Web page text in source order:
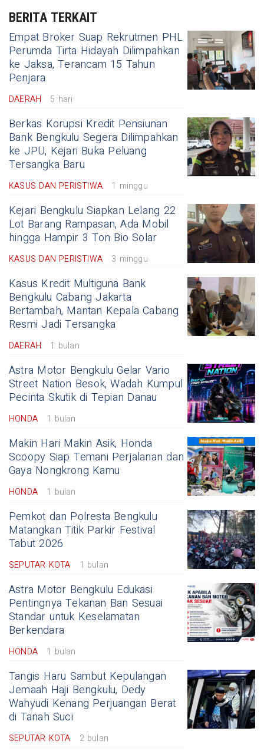
BERITA TERKAIT
Empat Broker Suap Rekrutmen PHL
Perumda Tirta Hidayah Dilimpahkan
ke Jaksa, Terancam 15 Tahun
Penjara
DAERAH 5 hari
Berkas Korupsi Kredit Pensiunan
Bank Bengkulu Segera Dilimpahkan
ke JPU, Kejari Buka Peluang
Tersangka Baru
KASUS DAN PERISTIWA 1 minggu
Kejari Bengkulu Siapkan Lelang 22
Lot Barang Rampasan, Ada Mobil
hingga Hampir 3 Ton Bio Solar
KASUS DAN PERISTIWA 3 minggu
Kasus Kredit Multiguna Bank
Bengkulu Cabang Jakarta
Bertambah, Mantan Kepala Cabang
Resmi Jadi Tersangka
DAERAH 1 bulan
Astra Motor Bengkulu Gelar Vario
Street Nation Besok, Wadah Kumpul
Pecinta Skutik di Tepian Danau
HONDA 1 bulan
Makin Hari Makin Asik, Honda
Scoopy Siap Temani Perjalanan dan
Gaya Nongkrong Kamu
HONDA 1 bulan
Pemkot dan Polresta Bengkulu
Matangkan Titik Parkir Festival
Tabut 2026
SEPUTAR KOTA 1 bulan
Astra Motor Bengkulu Edukasi
Pentingnya Tekanan Ban Sesuai
Standar untuk Keselamatan
Berkendara
HONDA 1 bulan
Tangis Haru Sambut Kepulangan
Jemaah Haji Bengkulu, Dedy
Wahyudi Kenang Perjuangan Berat
di Tanah Suci
SEPUTAR KOTA 2 bulan